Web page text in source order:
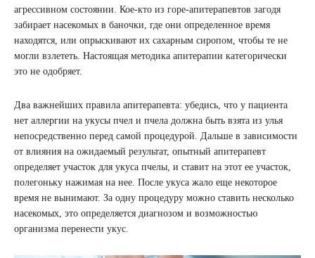
агрессивном состоянии. Кое-кто из горе-апитерапевтов загодя
забирает насекомых в баночки, где они определенное время
находятся, или опрыскивают их сахарным сиропом, чтобы те не
могли взлететь. Настоящая методика апитерапии категорически
это не одобряет.
Два важнейших правила апитерапевта: убедись, что у пациента
нет аллергии на укусы пчел и пчела должна быть взята из улья
непосредственно перед самой процедурой. Дальше в зависимости
от влияния на ожидаемый результат, опытный апитерапевт
определяет участок для укуса пчелы, и ставит на этот ее участок,
полегоньку нажимая на нее. После укуса жало еще некоторое
время не вынимают. За одну процедуру можно ставить несколько
насекомых, это определяется диагнозом и возможностью
организма перенести укус.